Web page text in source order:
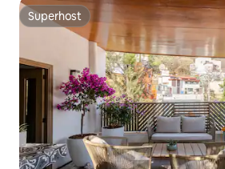
Superhost
Superhost